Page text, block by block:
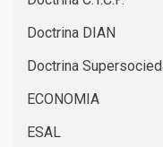
Doctrina DIAN
Doctrina
ECONOMIA
ESAL